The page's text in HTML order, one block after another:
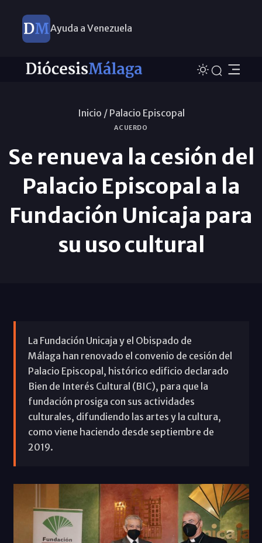
Ayuda a Venezuela
Inicio / Palacio Episcopal
ACUERDO
Se renueva la cesión del
Palacio Episcopal a la
Fundación Unicaja para
su uso cultural
La Fundación Unicaja y el Obispado de
Málaga han renovado el convenio de cesión del
Palacio Episcopal, histórico edificio declarado
Bien de Interés Cultural (BIC), para que la
fundación prosiga con sus actividades
culturales, difundiendo las artes y la cultura,
como viene haciendo desde septiembre de
2019.